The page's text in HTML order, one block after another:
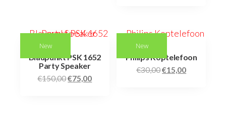
New
Blaupunkt PSK 1652
Party Speaker
€150,00€75,00
New
Philips Koptelefoon
€30,00€15,00